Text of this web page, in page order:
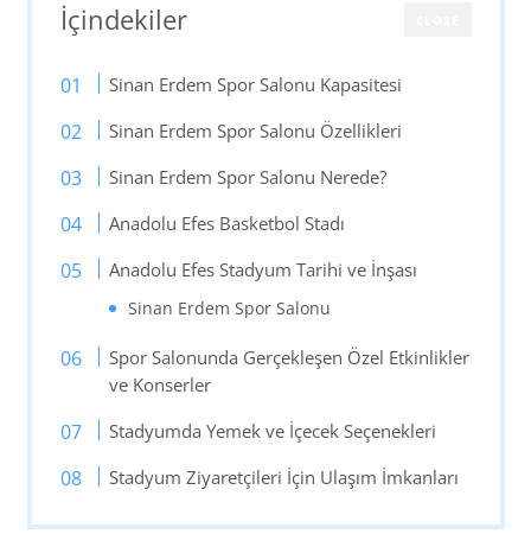
İçindekiler
Sinan Erdem Spor Salonu Kapasitesi
Sinan Erdem Spor Salonu Özellikleri
Sinan Erdem Spor Salonu Nerede?
Anadolu Efes Basketbol Stadı
Anadolu Efes Stadyum Tarihi ve İnşası
Sinan Erdem Spor Salonu
Spor Salonunda Gerçekleşen Özel Etkinlikler
ve Konserler
Stadyumda Yemek ve İçecek Seçenekleri
Stadyum Ziyaretçileri İçin Ulaşım İmkanları